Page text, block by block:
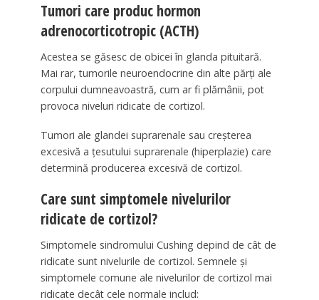
Tumori care produc hormon
adrenocorticotropic (ACTH)
Acestea se găsesc de obicei în glanda pituitară.
Mai rar, tumorile neuroendocrine din alte părți ale
corpului dumneavoastră, cum ar fi plămânii, pot
provoca niveluri ridicate de cortizol.
Tumori ale glandei suprarenale sau creșterea
excesivă a țesutului suprarenale (hiperplazie) care
determină producerea excesivă de cortizol.
Care sunt simptomele nivelurilor
ridicate de cortizol?
Simptomele sindromului Cushing depind de cât de
ridicate sunt nivelurile de cortizol. Semnele și
simptomele comune ale nivelurilor de cortizol mai
ridicate decât cele normale includ: